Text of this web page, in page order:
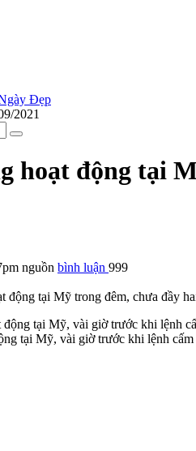
Đẹp
2021
hoạt động tại
nguồn bình luận 999
động tại Mỹ trong đêm, chưa đầy
tại Mỹ, vài giờ trước khi lệnh